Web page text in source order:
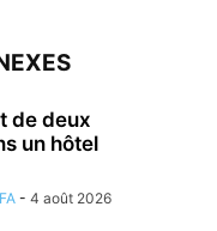
de deux
un hôtel
- 4 août 2026